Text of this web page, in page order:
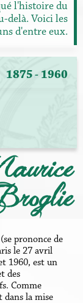
l'histoire du
delà. Voici les
d'entre eux.
1875 - 1960
prononce de
le 27 avril
1960, est un
des
Comme
la mise